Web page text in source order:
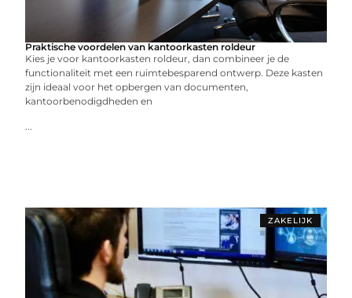
Praktische voordelen van kantoorkasten roldeur
Kies je voor kantoorkasten roldeur, dan combineer je de
functionaliteit met een ruimtebesparend ontwerp. Deze kasten
zijn ideaal voor het opbergen van documenten,
kantoorbenodigdheden en
...
ZAKELIJK